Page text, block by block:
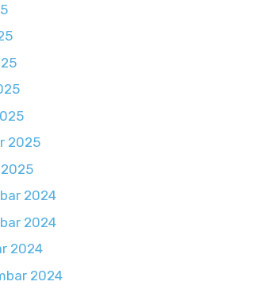
2025
2024
2024
2024
2024